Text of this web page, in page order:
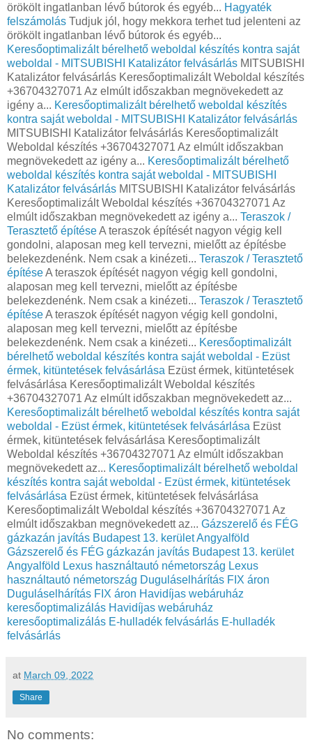
örökölt ingatlanban lévő bútorok és egyéb... Hagyaték
felszámolás Tudjuk jól, hogy mekkora terhet tud jelenteni az
örökölt ingatlanban lévő bútorok és egyéb...
Keresőoptimalizált bérelhető weboldal készítés kontra saját
weboldal - MITSUBISHI Katalizátor felvásárlás MITSUBISHI
Katalizátor felvásárlás Keresőoptimalizált Weboldal készítés
+36704327071 Az elmúlt időszakban megnövekedett az
igény a... Keresőoptimalizált bérelhető weboldal készítés
kontra saját weboldal - MITSUBISHI Katalizátor felvásárlás
MITSUBISHI Katalizátor felvásárlás Keresőoptimalizált
Weboldal készítés +36704327071 Az elmúlt időszakban
megnövekedett az igény a... Keresőoptimalizált bérelhető
weboldal készítés kontra saját weboldal - MITSUBISHI
Katalizátor felvásárlás MITSUBISHI Katalizátor felvásárlás
Keresőoptimalizált Weboldal készítés +36704327071 Az
elmúlt időszakban megnövekedett az igény a... Teraszok /
Terasztető építéseA teraszok építését nagyon végig kell
gondolni, alaposan meg kell tervezni, mielőtt az építésbe
belekezdenénk. Nem csak a kinézeti... Teraszok / Terasztető
építéseA teraszok építését nagyon végig kell gondolni,
alaposan meg kell tervezni, mielőtt az építésbe
belekezdenénk. Nem csak a kinézeti... Teraszok / Terasztető
építéseA teraszok építését nagyon végig kell gondolni,
alaposan meg kell tervezni, mielőtt az építésbe
belekezdenénk. Nem csak a kinézeti... Keresőoptimalizált
bérelhető weboldal készítés kontra saját weboldal - Ezüst
érmek, kitüntetések felvásárlása Ezüst érmek, kitüntetések
felvásárlása Keresőoptimalizált Weboldal készítés
+36704327071 Az elmúlt időszakban megnövekedett az...
Keresőoptimalizált bérelhető weboldal készítés kontra saját
weboldal - Ezüst érmek, kitüntetések felvásárlása Ezüst
érmek, kitüntetések felvásárlása Keresőoptimalizált
Weboldal készítés +36704327071 Az elmúlt időszakban
megnövekedett az... Keresőoptimalizált bérelhető weboldal
készítés kontra saját weboldal - Ezüst érmek, kitüntetések
felvásárlása Ezüst érmek, kitüntetések felvásárlása
Keresőoptimalizált Weboldal készítés +36704327071 Az
elmúlt időszakban megnövekedett az... Gázszerelő és FÉG
gázkazán javítás Budapest 13. kerület Angyalföld
Gázszerelő és FÉG gázkazán javítás Budapest 13. kerület
Angyalföld Lexus használtautó németország Lexus
használtautó németország Duguláselhárítás FIX áron
Duguláselhárítás FIX áron Havidíjas webáruház
keresőoptimalizálás Havidíjas webáruház
keresőoptimalizálás E-hulladék felvásárlás E-hulladék
felvásárlás
at March 09, 2022
Share
No comments: